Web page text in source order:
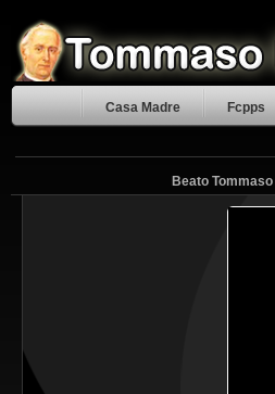
Casa Madre Fcpps
Beato